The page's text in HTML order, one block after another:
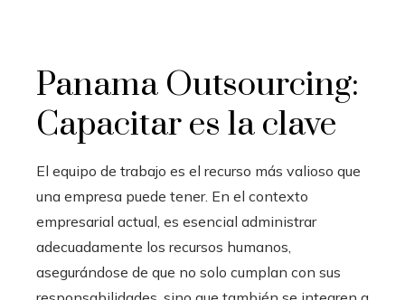
Panama Outsourcing:
Capacitar es la clave
El equipo de trabajo es el recurso más valioso que
una empresa puede tener. En el contexto
empresarial actual, es esencial administrar
adecuadamente los recursos humanos,
asegurándose de que no solo cumplan con sus